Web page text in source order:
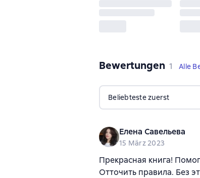
Bewertungen 1
1 Alle
Beliebteste zuerst
Елена Савельева
15 März 2023
Прекрасная книга!
Отточить правила. Без